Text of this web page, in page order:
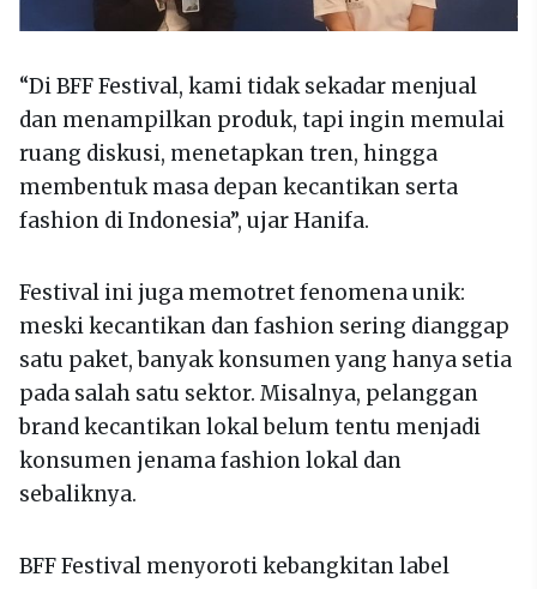
“Di BFF Festival, kami tidak sekadar menjual
dan menampilkan produk, tapi ingin memulai
ruang diskusi, menetapkan tren, hingga
membentuk masa depan kecantikan serta
fashion di Indonesia”, ujar Hanifa.
Festival ini juga memotret fenomena unik:
meski kecantikan dan fashion sering dianggap
satu paket, banyak konsumen yang hanya setia
pada salah satu sektor. Misalnya, pelanggan
brand kecantikan lokal belum tentu menjadi
konsumen jenama fashion lokal dan
sebaliknya.
BFF Festival menyoroti kebangkitan label